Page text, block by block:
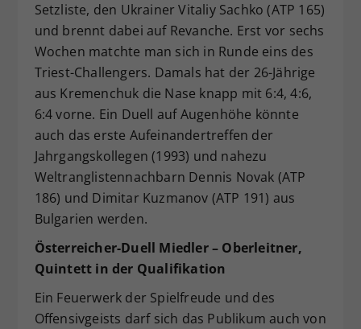
Setzliste, den Ukrainer Vitaliy Sachko (ATP 165)
und brennt dabei auf Revanche. Erst vor sechs
Wochen matchte man sich in Runde eins des
Triest-Challengers. Damals hat der 26-Jährige
aus Kremenchuk die Nase knapp mit 6:4, 4:6,
6:4 vorne. Ein Duell auf Augenhöhe könnte
auch das erste Aufeinandertreffen der
Jahrgangskollegen (1993) und nahezu
Weltranglistennachbarn Dennis Novak (ATP
186) und Dimitar Kuzmanov (ATP 191) aus
Bulgarien werden.
Österreicher-Duell Miedler – Oberleitner,
Quintett in der Qualifikation
Ein Feuerwerk der Spielfreude und des
Offensivgeists darf sich das Publikum auch von